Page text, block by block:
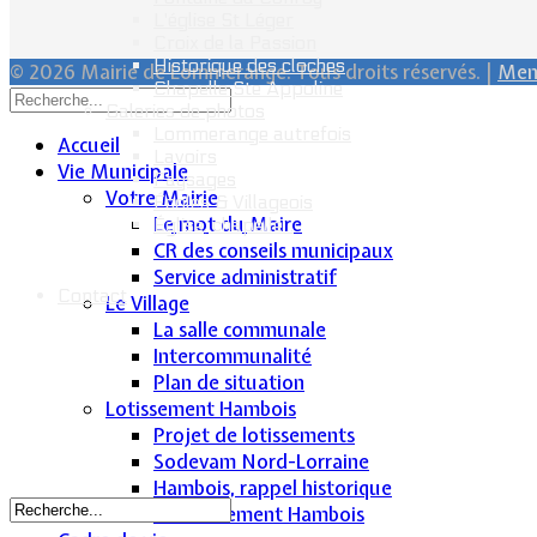
Historique des cloches
Chapelle Ste Appoline
Galeries de photos
Paysages
Écoles & Villageois
Église, chapelle...
Contact
© 2026 Mairie de Lommerange. Tous droits réservés. |
Accueil
Vie Municipale
Votre Mairie
Le mot du Maire
CR des conseils municipaux
Service administratif
Le Village
La salle communale
Intercommunalité
Plan de situation
Lotissement Hambois
Projet de lotissements
Sodevam Nord-Lorraine
Hambois, rappel historique
Le lotissement Hambois